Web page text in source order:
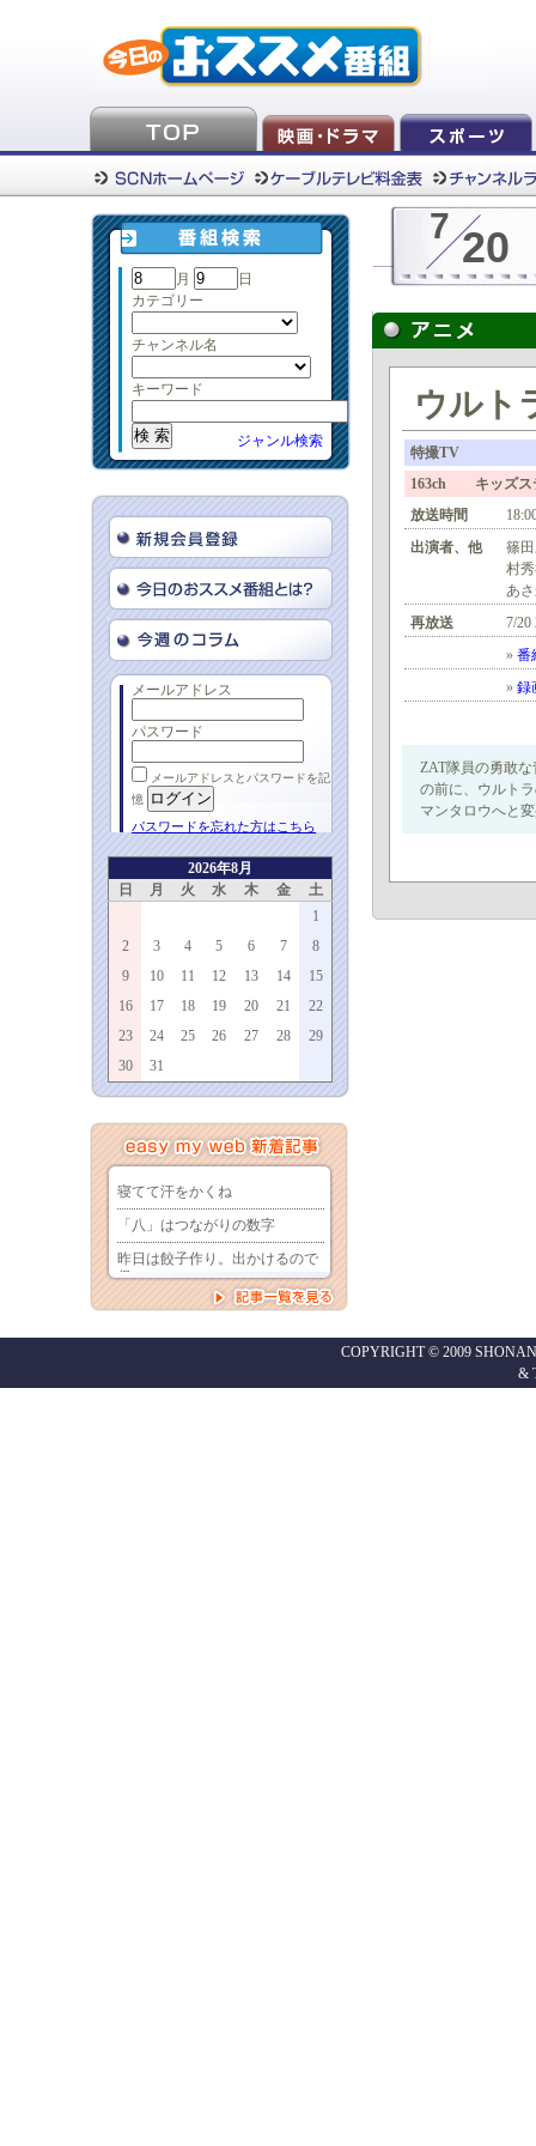
月
日
カテゴリー
チャンネル名
キーワード
ジャンル検索
メールアドレス
パスワード
メールアドレスとパスワードを記
憶
パスワードを忘れた方はこちら
2026年8月
日
月 火 水 木 金
土
1
2
3 4 5 6 7
8
9
10 11 12 13 14
15
16
17 18 19 20 21
22
23
24 25 26 27 28
29
30
31
7 20
ウルト
特撮TV
163ch キッズス
放送時間
出演者、他
篠
村
あ
再放送
7/
» 番
» 録
ZAT隊員の勇敢
の前に、ウルト
マンタロウへと
COPYRIGHT © 2009
&